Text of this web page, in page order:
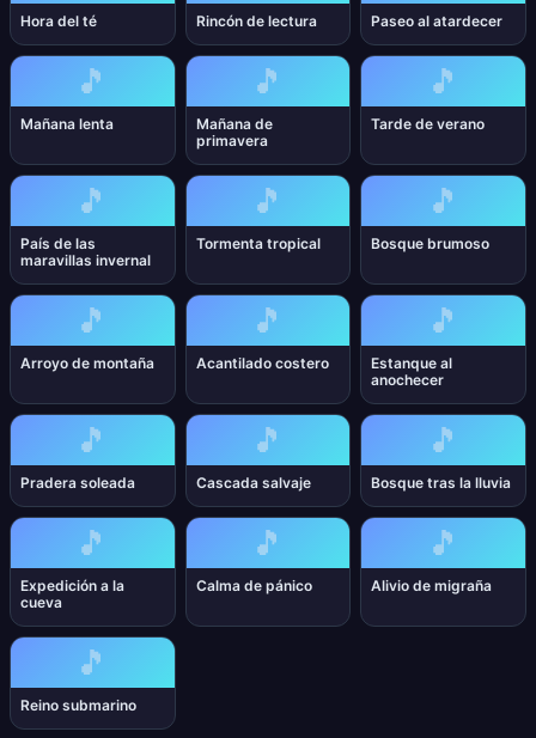
Hora del té Rincón de lectura Paseo al atardecer
🎵
Mañana lenta
🎵
Mañana de
primavera
🎵
Tarde de verano
🎵
País de las
maravillas invernal
🎵
Tormenta tropical
🎵
Bosque brumoso
🎵
Arroyo de montaña
🎵
Acantilado costero
🎵
Estanque al
anochecer
🎵
Pradera soleada
🎵
Cascada salvaje
🎵
Bosque tras la lluvia
🎵
Expedición a la
cueva
🎵
Calma de pánico
🎵
Alivio de migraña
🎵
Reino submarino